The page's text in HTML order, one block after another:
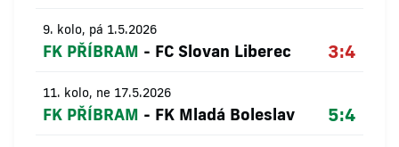
9. kolo, pá 1.5.2026
FK PŘÍBRAM - FC Slovan Liberec 3:4
11. kolo, ne 17.5.2026
FK PŘÍBRAM - FK Mladá Boleslav 5:4